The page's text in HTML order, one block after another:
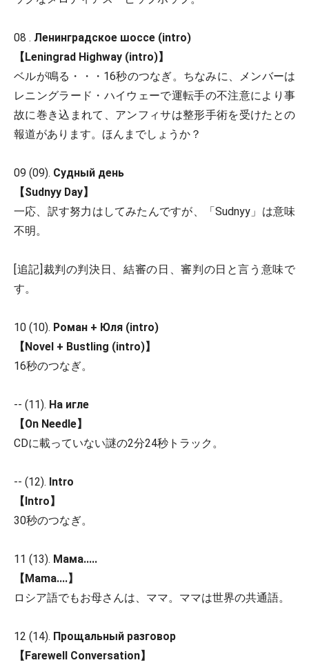
08 . Ленинградское шоссе (intro)
【Leningrad Highway (intro)】
ベルが鳴る・・・16秒のつなぎ。ちなみに、メンバーは
レニングラード・ハイウェーで運転手の不注意により事
故に巻き込まれて、アンフィサは整形手術を受けたとの
報道があります。ほんまでしょうか？
09 (09). Судный день
【Sudnyy Day】
一応、訳す努力はしてみたんですが、「Sudnyy」は意味
不明。
[追記]裁判の判決日、結審の日、審判の日と言う意味で
す。
10 (10). Роман + Юля (intro)
【Novel + Bustling (intro)】
16秒のつなぎ。
-- (11). На игле
【On Needle】
CDに載っていない謎の2分24秒トラック。
-- (12). Intro
【Intro】
30秒のつなぎ。
11 (13). Мама.....
【Mama....】
ロシア語でもお母さんは、ママ。ママは世界の共通語。
12 (14). Прощальный разговор
【Farewell Conversation】